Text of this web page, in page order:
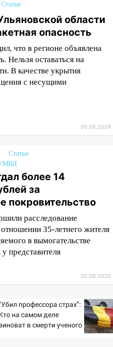
Статьи
области
опасность
что в регионе объявлена
Нельзя оставаться на
В качестве укрытия
с несущими
06.08.2026
Статьи
более 14
за
покровительство
расследование
35-летнего жителя
в вымогательстве
представителя
05.08.2026
профессора страх":
на самом деле
в смерти ученого